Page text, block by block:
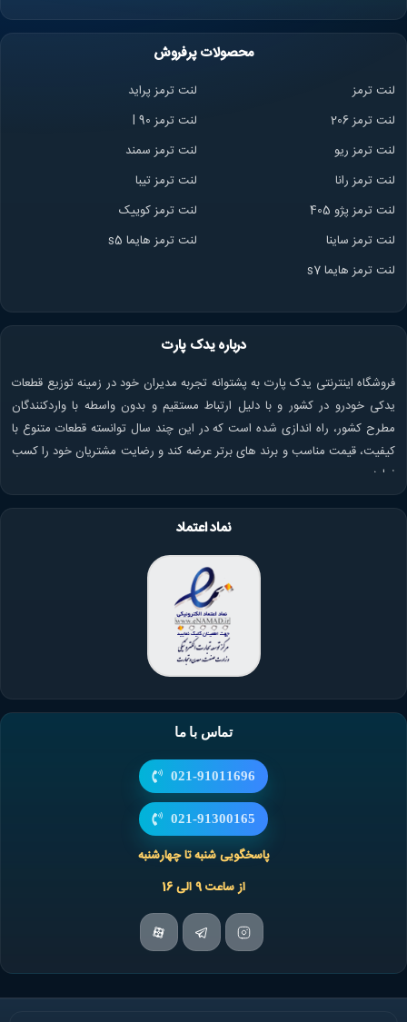
محصولات پرفروش
لنت ترمز
لنت ترمز پراید
لنت ترمز 206
لنت ترمز l 90
لنت ترمز ریو
لنت ترمز سمند
لنت ترمز رانا
لنت ترمز تیبا
لنت ترمز پژو 405
لنت ترمز کوییک
لنت ترمز ساینا
لنت ترمز هایما s5
لنت ترمز هایما s7
درباره یدک پارت
فروشگاه اینترنتی یدک پارت به پشتوانه تجربه مدیران خود در زمینه توزیع قطعات
یدکی خودرو در کشور و با دلیل ارتباط مستقیم و بدون واسطه با واردکنندگان
مطرح کشور، راه اندازی شده است که در این چند سال توانسته قطعات متنوع با
کیفیت، قیمت مناسب و برند های برتر عرضه کند و رضایت مشتریان خود را کسب
نماید.
نماد اعتماد
تماس با ما
021-91011696
021-91300165
پاسخگویی شنبه تا چهارشنبه
از ساعت 9 الی 16